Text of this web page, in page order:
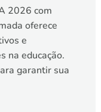
2026 com
oferece
e
na educação.
garantir sua